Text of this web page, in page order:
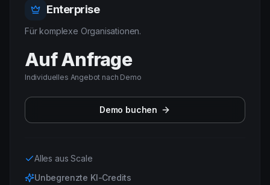
Enterprise
Für komplexe Organisationen.
Auf Anfrage
Individuelles Angebot nach Demo
Demo buchen
Alles aus Scale
Unbegrenzte KI-Credits